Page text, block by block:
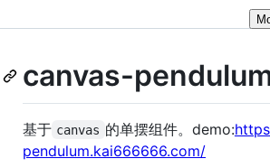
canvas-
基于 canvas 的单摆组件。demo:
pendulum.kai666666.com/